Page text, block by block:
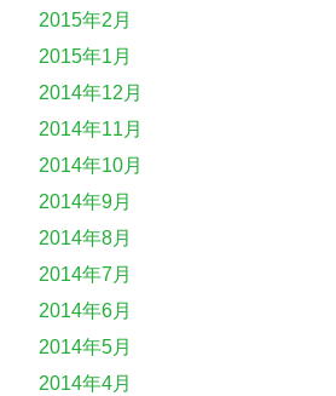
2015年2月
2015年1月
2014年12月
2014年11月
2014年10月
2014年9月
2014年8月
2014年7月
2014年6月
2014年5月
2014年4月